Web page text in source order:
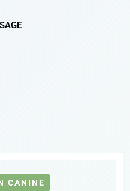
CANINE